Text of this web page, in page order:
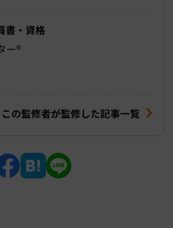
書・資格
ー®︎
この監修者が監修した記事一覧